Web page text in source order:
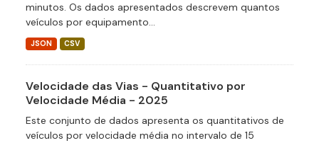
minutos. Os dados apresentados descrevem quantos
veículos por equipamento...
JSON CSV
Velocidade das Vias - Quantitativo por
Velocidade Média - 2025
Este conjunto de dados apresenta os quantitativos de
veículos por velocidade média no intervalo de 15